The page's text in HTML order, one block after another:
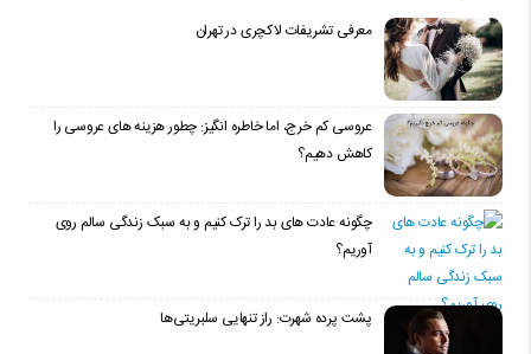
معرفی تشریفات لاکچری در تهران
عروسی کم خرج، اما خاطره انگیز: چطور هزینه های عروسی را
کاهش دهیم؟
چگونه عادت‌ های بد را ترک کنیم و به سبک زندگی سالم روی
آوریم؟
پشت پرده شهرت: راز تنهایی سلبریتی‌ها